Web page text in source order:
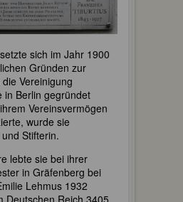
sich im Jahr 1900
Gründen zur
Vereinigung
in Berlin gegründet
Vereinsvermögen
wurde sie
Stifterin.
lebte sie bei ihrer
in Gräfenberg bei
Lehmus 1932
Deutschen Reich 3405